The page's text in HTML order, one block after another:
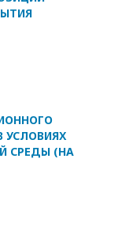
УСЛОВИЯХ
СРЕДЫ (НА